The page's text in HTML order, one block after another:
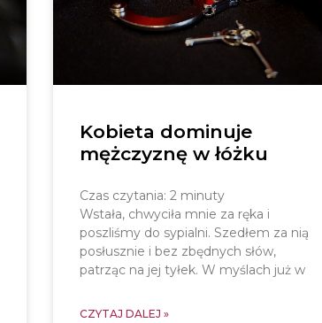
Kobieta dominuje
mężczyznę w łóżku
Czas czytania: 2 minuty
Wstała, chwyciła mnie za ręka i
poszliśmy do sypialni. Szedłem za nią
posłusznie i bez zbędnych słów,
patrząc na jej tyłek. W myślach już w
CZYTAJ DALEJ »